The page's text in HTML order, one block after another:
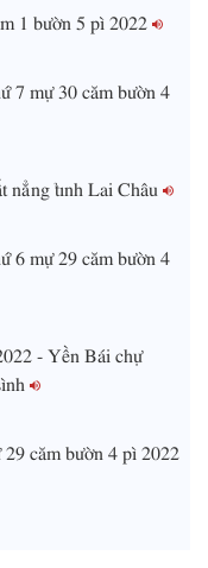
1 bườn 5 pì 2022
7 mự 30 căm bườn 4
nẳng tỉnh Lai Châu
6 mự 29 căm bườn 4
- Yền Bái chự
căm bườn 4 pì 2022